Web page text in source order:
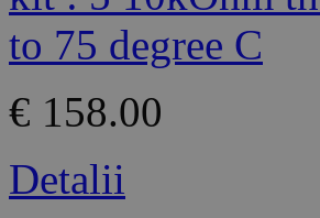
€ 158.00
Detalii